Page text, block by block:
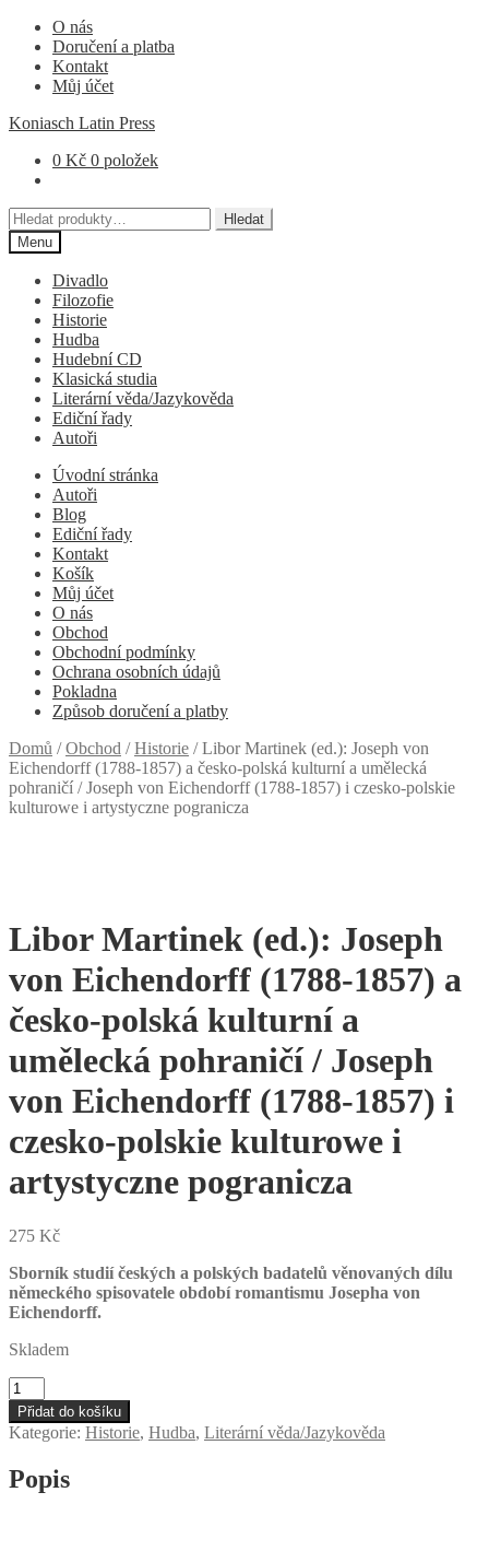
Přeskočit
navigaci
Přejít
obsahu
webu
O nás
Doručení a platba
Kontakt
Můj účet
Koniasch Latin Press
0 Kč 0 položek
Hledat:
Hledat
Menu
Divadlo
Filozofie
Historie
Hudba
Hudební CD
Klasická studia
Literární věda/Jazykověda
Ediční řady
Autoři
Úvodní stránka
Autoři
Blog
Ediční řady
Kontakt
Košík
Můj účet
O nás
Obchod
Obchodní podmínky
Ochrana osobních údajů
Pokladna
Způsob doručení a platby
Domů /Obchod /Historie /Libor Martinek (ed.): Joseph von
Eichendorff (1788-1857) a česko-polská kulturní a umělecká
pohraničí / Joseph von Eichendorff (1788-1857) i czesko-polskie
kulturowe i artystyczne pogranicza
Libor Martinek (ed.): Joseph
von Eichendorff (1788-1857) a
česko-polská kulturní a
umělecká pohraničí / Joseph
von Eichendorff (1788-1857) i
czesko-polskie kulturowe i
artystyczne pogranicza
275 Kč
Sborník studií českých a polských badatelů věnovaných dílu
německého spisovatele období romantismu Josepha von
Eichendorff.
Skladem
Libor
Martinek
(ed.):
Joseph
Eichendorff
Přidat do košíku
Kategorie: Historie, Hudba, Literární věda/Jazykověda
Popis